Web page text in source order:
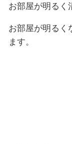
お部屋が明るく
お部屋が明るく
ます。